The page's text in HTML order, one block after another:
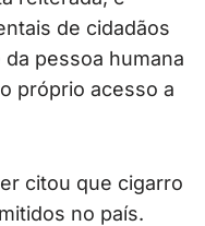
de cidadãos
pessoa humana
próprio acesso a
citou que cigarro
no país.